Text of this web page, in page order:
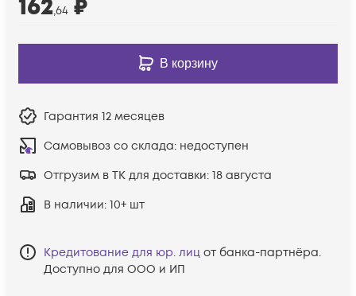
162,64 ₽
В корзину
Гарантия 12 месяцев
Самовывоз со склада: недоступен
Отгрузим в ТК для доставки: 18 августа
В наличии: 10+ шт
Кредитование для юр. лиц от банка-партнёра.
Доступно для ООО и ИП